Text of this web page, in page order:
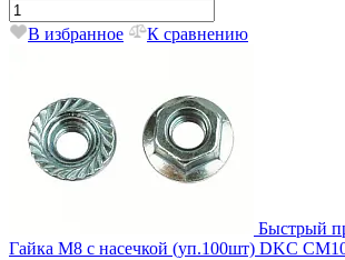
В избранное К сравнению
Быстрый
Гайка М8 с насечкой (уп.100шт) DKC